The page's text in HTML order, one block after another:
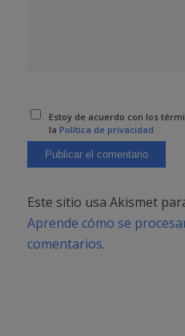
Estoy de acuerdo con los
la Política de privacidad
Este sitio usa Akismet
Aprende cómo se
comentarios.